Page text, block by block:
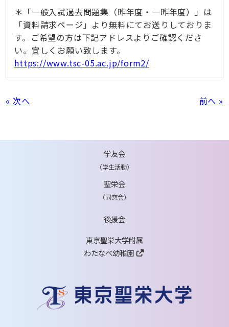
＊「一般入試過去問題集（昨年度・一昨年度）」は
「資料請求ページ」より無料にてお送りしておりま
す。ご希望の方は下記アドレスよりご確認くださ
い。宜しくお願い致します。
https://www.tsc-05.ac.jp/form2/
« 次へ 前へ »
学友会
（学生活動）
聖栄会
（同窓会）
後援会
東京聖栄大学附属
わたなべ幼稚園